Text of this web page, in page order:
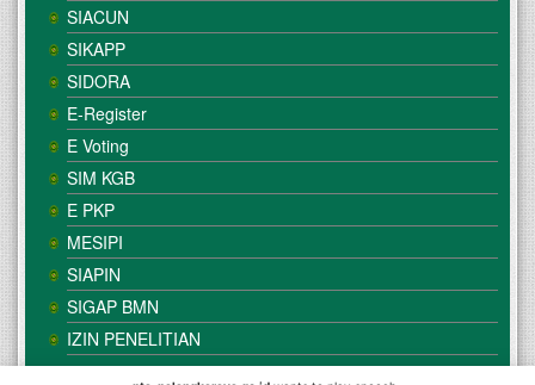
SIACUN
SIKAPP
SIDORA
E-Register
E Voting
SIM KGB
E PKP
MESIPI
SIAPIN
SIGAP BMN
IZIN PENELITIAN